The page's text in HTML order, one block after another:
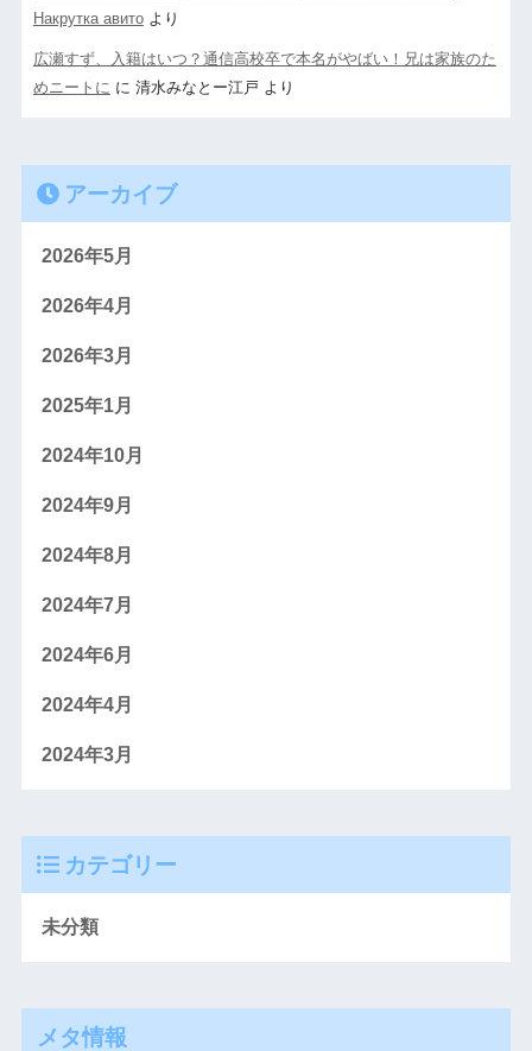
Накрутка авитоより
広瀬すず、入籍はいつ？通信高校卒で本名がやばい！兄は家族のた
めニートに に 清水みなとー江戸 より
アーカイブ
2026年5月
2026年4月
2026年3月
2025年1月
2024年10月
2024年9月
2024年8月
2024年7月
2024年6月
2024年4月
2024年3月
カテゴリー
未分類
メタ情報